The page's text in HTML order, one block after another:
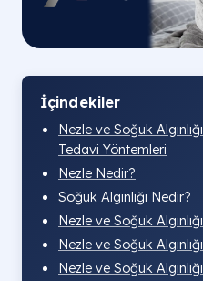
İçindekiler
Nezle ve Soğuk
Tedavi Yöntemleri
Nezle Nedir?
Soğuk Algınlığı Nedir?
Nezle ve Soğuk
Nezle ve Soğuk
Nezle ve Soğuk